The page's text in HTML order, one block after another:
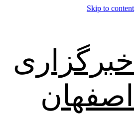
Skip to content
خبرگزاری
اصفهان